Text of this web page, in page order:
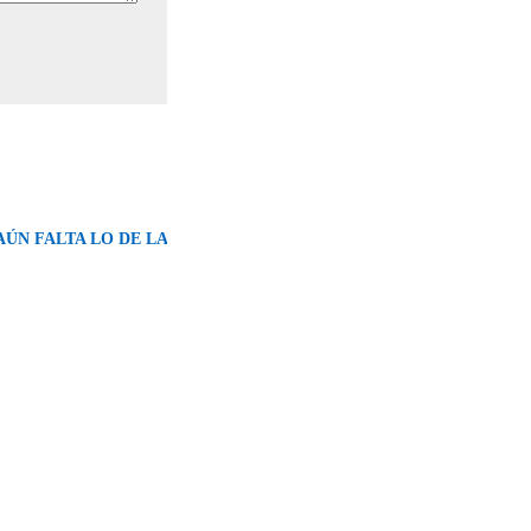
FALTA LO DE LA